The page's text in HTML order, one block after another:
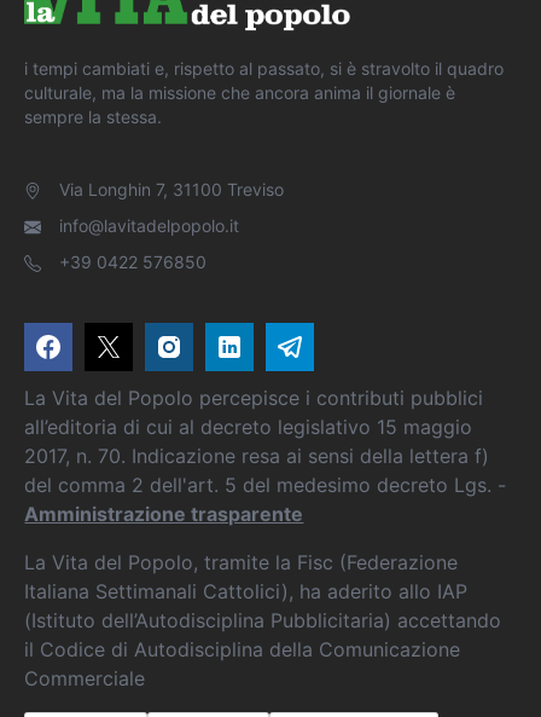
i tempi cambiati e, rispetto al passato, si è stravolto il quadro
culturale, ma la missione che ancora anima il giornale è
sempre la stessa.
Via Longhin 7, 31100 Treviso
info@lavitadelpopolo.it
+39 0422 576850
La Vita del Popolo percepisce i contributi pubblici
all’editoria di cui al decreto legislativo 15 maggio
2017, n. 70. Indicazione resa ai sensi della lettera f)
del comma 2 dell'art. 5 del medesimo decreto Lgs. -
Amministrazione trasparente
La Vita del Popolo, tramite la Fisc (Federazione
Italiana Settimanali Cattolici), ha aderito allo IAP
(Istituto dell’Autodisciplina Pubblicitaria) accettando
il Codice di Autodisciplina della Comunicazione
Commerciale